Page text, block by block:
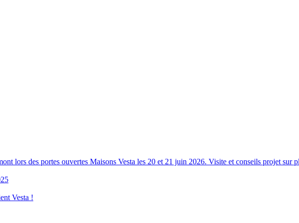
lors des portes ouvertes Maisons Vesta les 20 et 21 juin 2026. Visite et conseils projet sur
Vesta !